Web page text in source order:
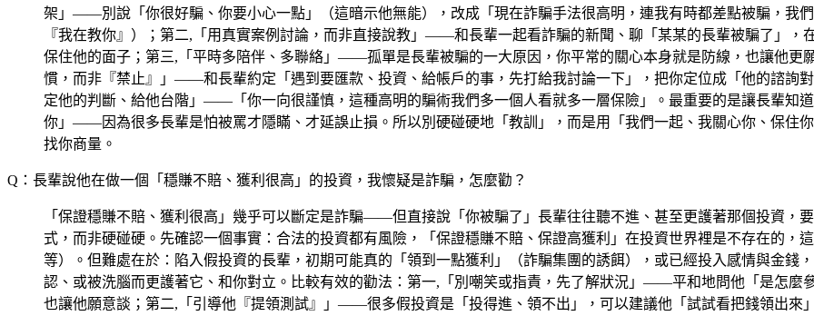
架」——別說「你很好騙、你要小心一點」（這暗示他無能），改成「現在詐騙手法很高明，連我有時都差點被騙，我
『我在教你』）；第二,「用真實案例討論，而非直接說教」——和長輩一起看詐騙的新聞、聊「某某的長輩被騙了」，
保住他的面子；第三,「平時多陪伴、多聯絡」——孤單是長輩被騙的一大原因，你平常的關心本身就是防線，也讓他更
慣，而非『禁止』」——和長輩約定「遇到要匯款、投資、給帳戶的事，先打給我討論一下」，把你定位成「他的諮詢
定他的判斷、給他台階」——「你一向很謹慎，這種高明的騙術我們多一個人看就多一層保險」。最重要的是讓長輩知
你」——因為很多長輩是怕被罵才隱瞞、才延誤止損。所以別硬碰硬地「教訓」，而是用「我們一起、我關心你、保住
找你商量。
Q：長輩說他在做一個「穩賺不賠、獲利很高」的投資，我懷疑是詐騙，怎麼勸？
「保證穩賺不賠、獲利很高」幾乎可以斷定是詐騙——但直接說「你被騙了」長輩往往聽不進、甚至更護著那個投資，
式，而非硬碰硬。先確認一個事實：合法的投資都有風險，「保證穩賺不賠、保證高獲利」在投資世界裡是不存在的，
等）。但難處在於：陷入假投資的長輩，初期可能真的「領到一點獲利」（詐騙集團的誘餌），或已經投入感情與金錢
認、或被洗腦而更護著它、和你對立。比較有效的勸法：第一,「別嘲笑或指責，先了解狀況」——平和地問他「是怎麼
也讓他願意談；第二,「引導他『提領測試』」——很多假投資是「投得進、領不出」，可以建議他「試試看把錢領出來